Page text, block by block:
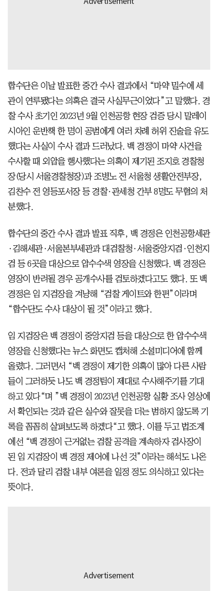
합수단은 이날 발표한 중간 수사 결과에서 “마약 밀수에 세
관이 연루됐다는 의혹은 결국 사실무근이었다”고 말했다. 경
찰 수사 초기인 2023년 9월 인천공항 현장 검증 당시 말레이
시아인 운반책 한 명이 공범에게 여러 차례 허위 진술을 유도
했다는 사실이 수사 결과 드러났다. 백 경정이 마약 사건을
수사할 때 외압을 행사했다는 의혹이 제기된 조지호 경찰청
장(당시 서울경찰청장)과 조병노 전 서울청 생활안전부장,
김찬수 전 영등포서장 등 경찰·관세청 간부 8명도 무혐의 처
분했다.
합수단의 중간 수사 결과 발표 직후, 백 경정은 인천공항세관
·김해세관·서울본부세관과 대검찰청·서울중앙지검·인천지
검 등 6곳을 대상으로 압수수색 영장을 신청했다. 백 경정은
영장이 반려될 경우 공개수사를 검토하겠다고도 했다. 또 백
경정은 임 지검장을 겨냥해 “검찰 게이트와 한편”이라며
“합수단도 수사 대상이 될 것”이라고 했다.
임 지검장은 백 경정이 중앙지검 등을 대상으로 한 압수수색
영장을 신청했다는 뉴스 화면도 캡처해 소셜미디어에 함께
올렸다. 그러면서 “백 경정이 제기한 의혹이 많아 다른 사람
들이 그러하듯 나도 백 경정팀이 제대로 수사해주기를 기대
하고 있다“며 ”백 경정이 2023년 인천공항 실황 조사 영상에
서 확인되는 것과 같은 실수와 잘못을 더는 범하지 않도록 기
록을 꼼꼼히 살펴보도록 하겠다“고 했다. 이를 두고 법조계
에선 “백 경정이 근거없는 검찰 공격을 계속하자 검사장이
된 임 지검장이 백 경정 제어에 나선 것”이라는 해석도 나온
다. 전과 달리 검찰 내부 여론을 일정 정도 의식하고 있다는
뜻이다.